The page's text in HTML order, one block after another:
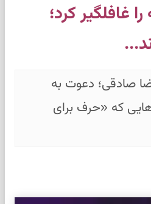
غافلگیر کرد؛
صادقی؛ دعوت به
که «حرف برای